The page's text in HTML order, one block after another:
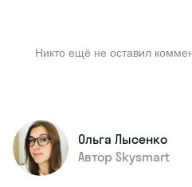
Никто ещё не оставил
Ольга Лысенко
Автор Skysmart